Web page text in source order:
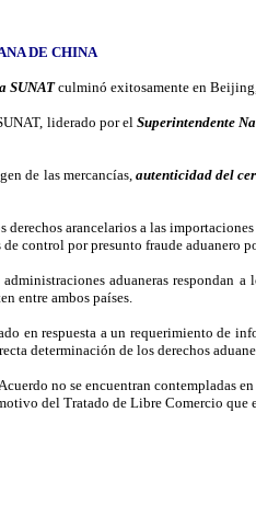
DE CHINA
SUNATculminó exitosamente en
liderado por elSuperintendente
de las mercancías, autenticidad del
arancelarios a las
control por presunto fraude aduanero
administraciones aduaneras respondan
entre ambos países.
en respuesta a un requerimiento de
determinación de los derechos
no se encuentran
del Tratado de Libre Comercio que